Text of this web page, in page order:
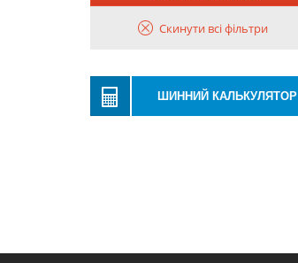
Скинути всі фільтри
ШИННИЙ КАЛЬКУЛЯТОР